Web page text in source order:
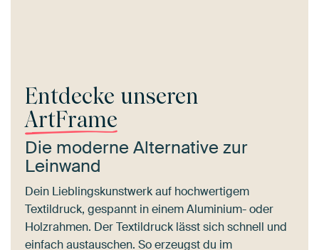
Entdecke unseren
ArtFrame
Die moderne Alternative zur
Leinwand
Dein Lieblingskunstwerk auf hochwertigem
Textildruck, gespannt in einem Aluminium- oder
Holzrahmen. Der Textildruck lässt sich schnell und
einfach austauschen. So erzeugst du im